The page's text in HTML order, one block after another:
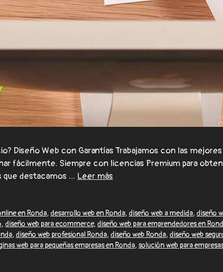
Diseño Web con Garantías Trabajamos con las
fácilmente. Siempre con licencias Premium para
que destacamos … Leer más
en Ronda,desarrollo web en Ronda,diseño web a medida,diseño
, diseño web para ecommerce, diseño web para emprendedores en
, diseño web profesional Ronda, diseño web Ronda, diseño web
web para pequeñas empresas en Ronda, solución web para